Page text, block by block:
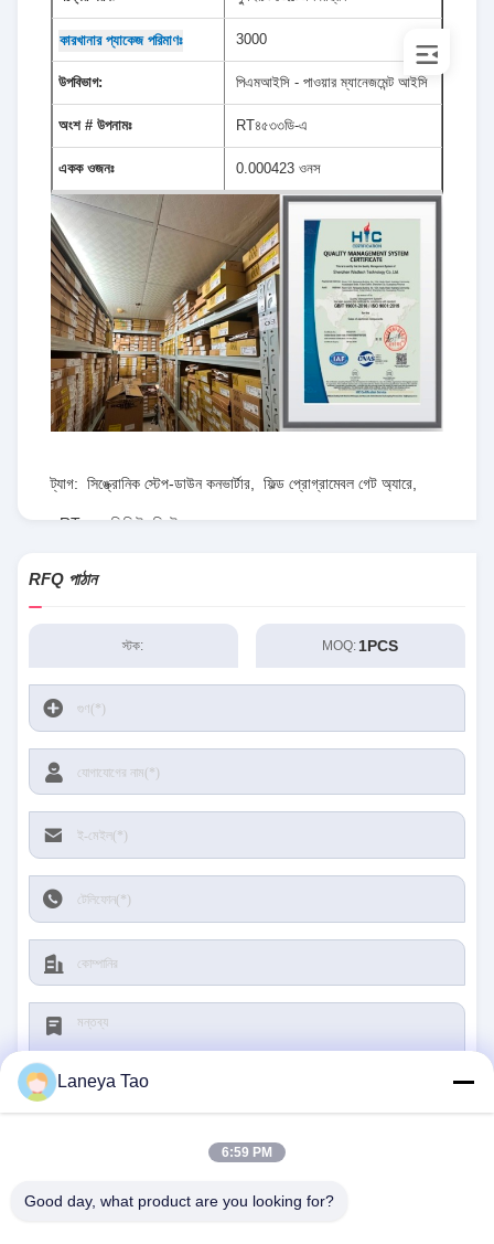
কারখানার প্যাকেজ পরিমাণঃ 3000
উপবিভাগ: পিএমআইসি - পাওয়ার ম্যানেজমেন্ট আইসি
অংশ # উপনামঃ RT৪৫৩৩ডি-এ
একক ওজনঃ 0.000423 ওনস
ট্যাগ: সিঙ্ক্রোনিক স্টেপ-ডাউন কনভার্টার ফিল্ড প্রোগ্রামেবল গেট অ্যারে
RT৮০৭৭জিকিউডব্লিউ
RFQ পাঠান
স্টক: MOQ: 1PCS
জমা দিন
Laneya Tao
6:59 PM
Good day, what product are you looking for?